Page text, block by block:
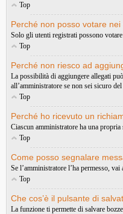
Top
Perché non posso votare
Solo gli utenti registrati possono
Top
Perché non riesco ad
La possibilità di aggiungere allegati
all’amministratore se non sei sicuro
Top
Perché ho ricevuto un
Ciascun amministratore ha una
Top
Come posso segnalare
Se l’amministratore l’ha permesso,
Top
Che cos’è il pulsante di
La funzione ti permette di salvare